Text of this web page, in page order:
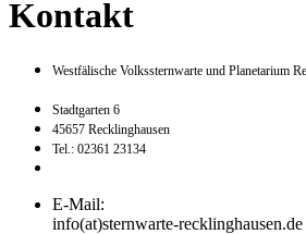
Kontakt
Westfälische Volkssternwarte und Planetarium
Stadtgarten 6
45657 Recklinghausen
Tel.: 02361 23134
E-Mail:
info(at)sternwarte-recklinghausen.de